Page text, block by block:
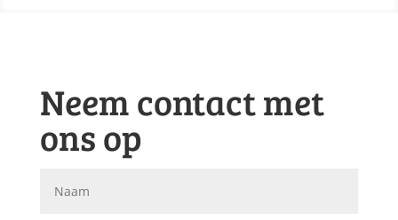
Neem contact met
ons op